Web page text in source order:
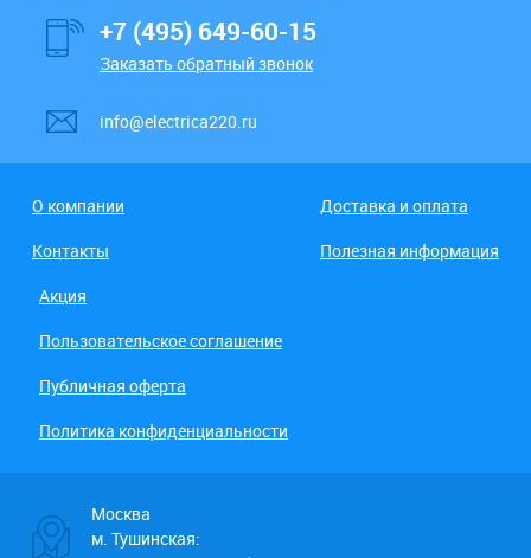
+7 (495) 649-60-15
Заказать обратный звонок
info@electrica220.ru
О компании
Доставка и оплата
Контакты
Полезная информация
Акция
Пользовательское соглашение
Публичная оферта
Политика конфиденциальности
Москва
м. Тушинская: